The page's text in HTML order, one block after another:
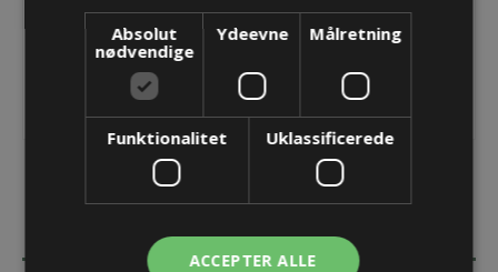
BESKRIVELSE
Absolut
nødvendige
Ydeevne Målretning
Funktionalitet Uklassificerede
ACCEPTER ALLE